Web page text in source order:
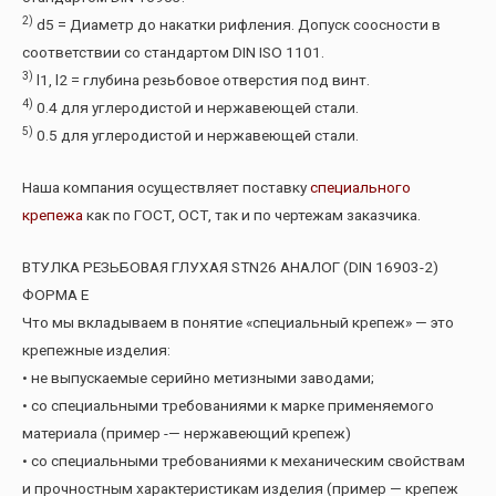
2) d5 = Диаметр до накатки рифления. Допуск соосности в
соответствии со стандартом DIN ISO 1101.
3) l1, l2 = глубина резьбовое отверстия под винт.
4) 0.4 для углеродистой и нержавеющей стали.
5) 0.5 для углеродистой и нержавеющей стали.
Наша компания осуществляет поставкуспециального
крепежакак по ГОСТ, ОСТ, так и по чертежам заказчика.
ВТУЛКА РЕЗЬБОВАЯ ГЛУХАЯ STN26 АНАЛОГ (DIN 16903-2)
ФОРМА Е
Что мы вкладываем в понятие «специальный крепеж» — это
крепежные изделия:
• не выпускаемые серийно метизными заводами;
• со специальными требованиями к марке применяемого
материала (пример -— нержавеющий крепеж)
• со специальными требованиями к механическим свойствам
и прочностным характеристикам изделия (пример — крепеж